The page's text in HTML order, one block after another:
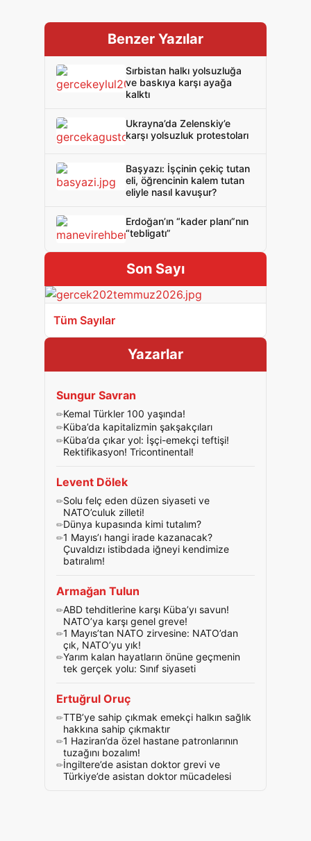
Benzer Yazılar
Sırbistan halkı yolsuzluğa
ve baskıya karşı ayağa
kalktı
Ukrayna’da Zelenskiy’e
karşı yolsuzluk protestoları
Başyazı: İşçinin çekiç tutan
eli, öğrencinin kalem tutan
eliyle nasıl kavuşur?
Erdoğan’ın “kader planı”nın
“tebligatı”
Son Sayı
Tüm Sayılar
Yazarlar
Sungur Savran
Kemal Türkler 100 yaşında!
Küba’da kapitalizmin şakşakçıları
Küba’da çıkar yol: İşçi-emekçi teftişi!
Rektifikasyon! Tricontinental!
Levent Dölek
Solu felç eden düzen siyaseti ve
NATO’culuk zilleti!
Dünya kupasında kimi tutalım?
1 Mayıs’ı hangi irade kazanacak?
Çuvaldızı istibdada iğneyi kendimize
batıralım!
Armağan Tulun
ABD tehditlerine karşı Küba’yı savun!
NATO’ya karşı genel greve!
1 Mayıs’tan NATO zirvesine: NATO’dan
çık, NATO’yu yık!
Yarım kalan hayatların önüne geçmenin
tek gerçek yolu: Sınıf siyaseti
Ertuğrul Oruç
TTB’ye sahip çıkmak emekçi halkın sağlık
hakkına sahip çıkmaktır
1 Haziran’da özel hastane patronlarının
tuzağını bozalım!
İngiltere’de asistan doktor grevi ve
Türkiye’de asistan doktor mücadelesi